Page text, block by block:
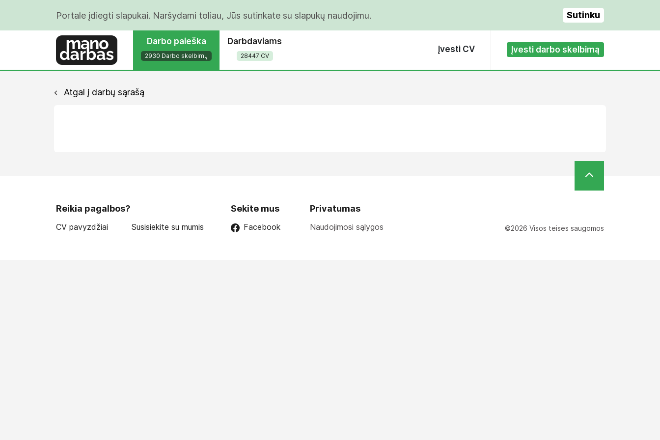
Portale įdiegti slapukai. Naršydami toliau, Jūs sutinkate su slapukų naudojimu. Sutinku
Darbo paieška
2930 Darbo skelbimų
Darbdaviams
28447 CV
Įvesti CV Įvesti darbo skelbimą
Atgal į darbų sąrašą
Reikia pagalbos?
CV pavyzdžiai Susisiekite su mumis
Sekite mus
Facebook
Privatumas
Naudojimosi sąlygos ©2026 Visos teisės saugomos